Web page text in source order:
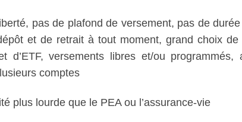
pas de plafond de versement, pas de
et de retrait à tout moment, grand choix
d’ETF, versements libres et/ou programmés,
comptes
plus lourde que le PEA ou l’assurance-vie